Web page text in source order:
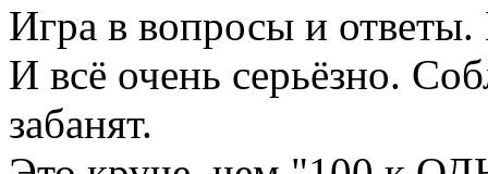
Игра в вопросы и
И всё очень серьёзно.
забанят.